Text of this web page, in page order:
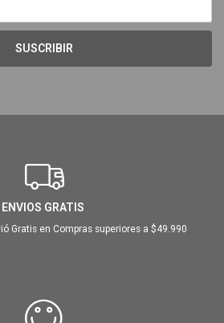
SUSCRIBIR
ENVIOS GRATIS
Gratis en Compras superiores a $49.990